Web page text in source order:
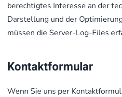
berechtigtes Interesse an der
Darstellung und der
müssen die Server-Log-Files
Kontaktformular
Wenn Sie uns per